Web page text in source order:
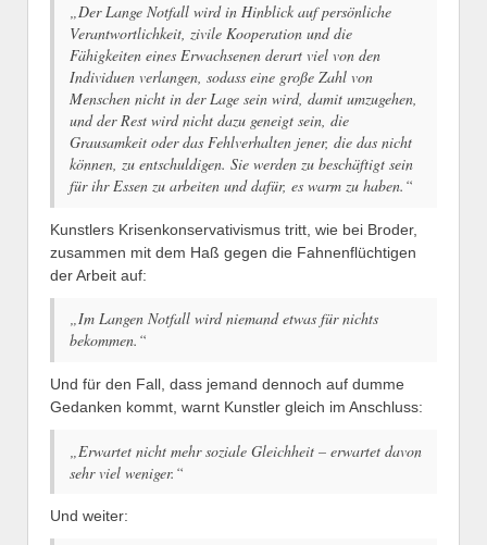
„Der Lange Notfall wird in Hinblick auf persönliche
Verantwortlichkeit, zivile Kooperation und die
Fähigkeiten eines Erwachsenen derart viel von den
Individuen verlangen, sodass eine große Zahl von
Menschen nicht in der Lage sein wird, damit umzugehen,
und der Rest wird nicht dazu geneigt sein, die
Grausamkeit oder das Fehlverhalten jener, die das nicht
können, zu entschuldigen. Sie werden zu beschäftigt sein
für ihr Essen zu arbeiten und dafür, es warm zu haben.“
Kunstlers Krisenkonservativismus tritt, wie bei Broder,
zusammen mit dem Haß gegen die Fahnenflüchtigen
der Arbeit auf:
„Im Langen Notfall wird niemand etwas für nichts
bekommen.“
Und für den Fall, dass jemand dennoch auf dumme
Gedanken kommt, warnt Kunstler gleich im Anschluss:
„Erwartet nicht mehr soziale Gleichheit – erwartet davon
sehr viel weniger.“
Und weiter: